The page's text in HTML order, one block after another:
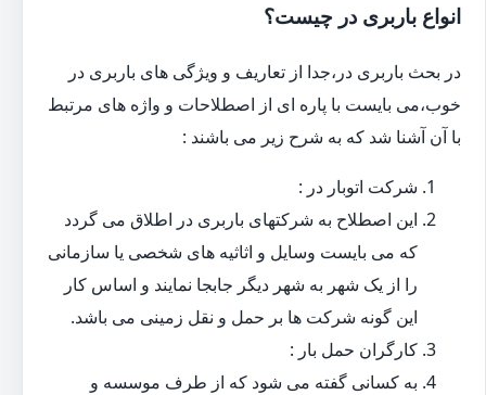
انواع باربری در چیست؟
در بحث باربری در،جدا از تعاریف و ویژگی های باربری در
خوب،می بایست با پاره ای از اصطلاحات و واژه های مرتبط
با آن آشنا شد که به شرح زیر می باشند :
شرکت اتوبار در :
این اصطلاح به شرکتهای باربری در اطلاق می گردد
که می بایست وسایل و اثاثیه های شخصی یا سازمانی
را از یک شهر به شهر دیگر جابجا نمایند و اساس کار
این گونه شرکت ها بر حمل و نقل زمینی می باشد.
کارگران حمل بار :
به کسانی گفته می شود که از طرف موسسه و